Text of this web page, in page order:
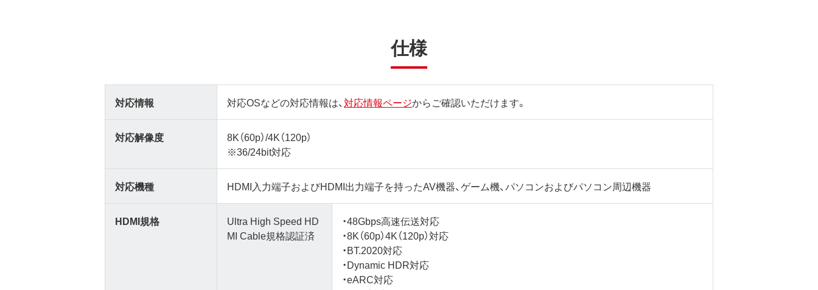
仕様
対応情報 対応OSなどの対応情報は、対応情報ページからご確認いただけます。
対応解像度
8K（60p）/4K（120p）
※36/24bit対応
対応機種 HDMI入力端子およびHDMI出力端子を持ったAV機器、ゲーム機、パソコンおよびパソコン周辺機器
HDMI規格
Ultra High Speed HD
MI Cable規格認証済
・48Gbps高速伝送対応
・8K（60p）4K（120p）対応
・BT.2020対応
・Dynamic HDR対応
・eARC対応